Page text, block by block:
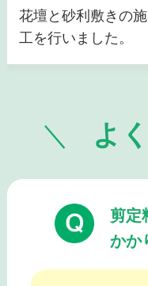
花壇と砂利敷きの施
工を行いました。
よ
剪定
かか